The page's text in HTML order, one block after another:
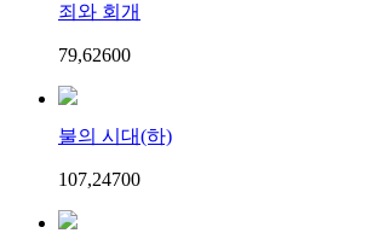
죄와 회개
79,62600
불의 시대(하)
107,24700